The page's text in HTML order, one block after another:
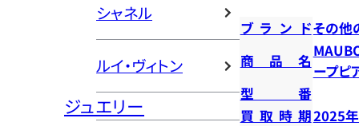
シャネル
ルイ・ヴィトン
ジュエリー
ブランドその他
商品名
ープピ
型番
買取時期2025